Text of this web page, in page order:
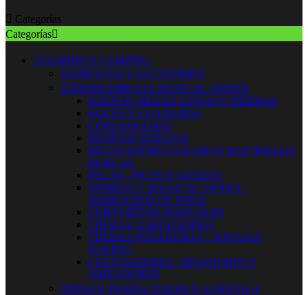
 Categorías
Categorías
 JARDIN Y CAMPING
BARBACOA Y ACCESORIOS
 HERRAMIENTA MANUAL JARDIN
HACHAS MAZAS CUÑAS Y PIEDRAS
HOCES Y GUADAÑAS
CORTARRAMAS
MANGOS SUELTOS
RECOGEDORES ESCOBAS RASTRILLOS
HORCAS
PALAS - PICOS Y AZADAS
SIERRAS Y HOJAS DE SIERRA -
SERRUCHOS DE PODA
CORTASETOS MANUALES
TIJERAS CORTACESPED
TIJERAS PODADORAS - NAVAJAS
INJERTO
CULTIVADORES - BINADORES Y
AIREADORES
 MAQUINARIA JARDIN Y AGRICOLA